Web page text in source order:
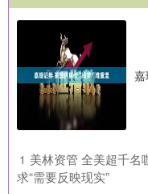
嘉
1 美林资管 全美超千名
求“需要反映现实”